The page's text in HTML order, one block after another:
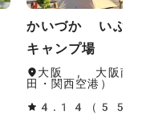
かいづか いぶき
キャンプ場
大阪 , 大阪南部
田・関西空港）
4.14（55件の